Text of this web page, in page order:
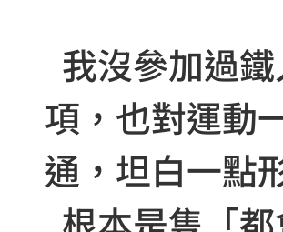
我沒參加過
項，也對運動
通，坦白一點